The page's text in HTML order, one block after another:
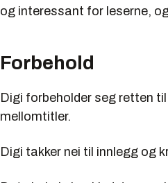
og interessant for leserne,
Forbehold
Digi forbeholder seg retten
mellomtitler.
Digi takker nei til innlegg og